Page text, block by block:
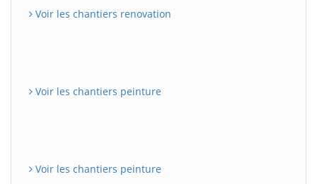
Voir les chantiers renovation
Voir les chantiers peinture
Voir les chantiers peinture